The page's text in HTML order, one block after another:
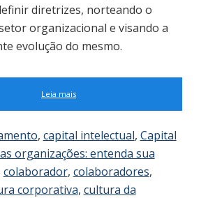
diretrizes, norteando o
organizacional e visando a
evolução do mesmo.
Leia mais
, capital intelectual, Capital
organizações: entenda sua
colaborador, colaboradores,
corporativa, cultura da